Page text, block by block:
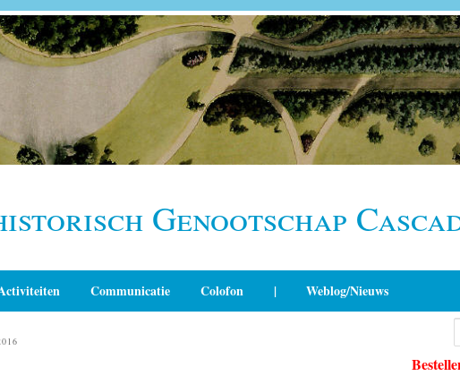
Genootschap
Communicatie Colofon | Weblog/Nieuws